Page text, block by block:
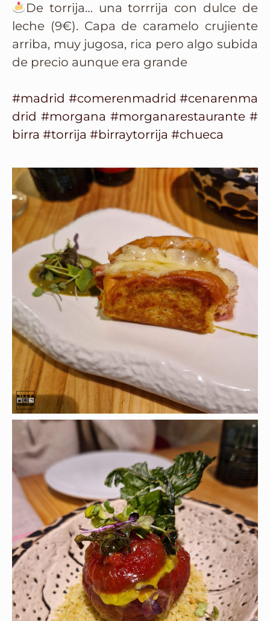
De torrija… una torrrija con dulce de
leche (9€). Capa de caramelo crujiente
arriba, muy jugosa, rica pero algo subida
de precio aunque era grande
#madrid #comerenmadrid #cenarenma
drid #morgana #morganarestaurante #
birra #torrija #birraytorrija #chueca